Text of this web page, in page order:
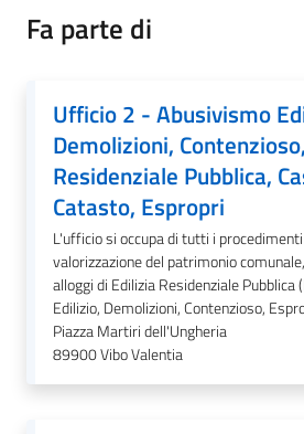
Fa parte di
Ufficio 2 - Abusivismo
Demolizioni,
Residenziale Pubblica,
Catasto, Espropri
L'ufficio si occupa di tutti i
valorizzazione del patrimonio
alloggi di Edilizia Residenziale Pubblica
Edilizio, Demolizioni, Contenzioso,
Piazza Martiri dell'Ungheria
89900Vibo Valentia